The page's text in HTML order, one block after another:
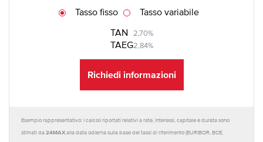
TAN 2,70%
TAEG2,84%
Tasso fisso Tasso variabile
Richiedi informazioni
Esempio rappresentativo: I calcoli riportati relativi a rate, interessi, capitale e durata sono
stimati da 24MAX alla data odierna sulla base dei tassi di riferimento (EURIBOR, BCE,